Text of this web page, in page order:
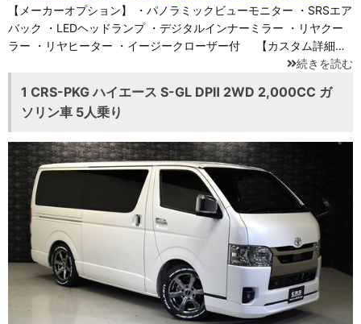
【メーカーオプション】 ・パノラミックビューモニター ・SRSエア
バック ・LEDヘッドランプ ・デジタルインナーミラー ・リヤクー
ラー ・リヤヒーター ・イージークローザー付 【カスタム詳細…
続きを読む
1 CRS-PKG ハイエース S-GL DPⅡ 2WD 2,000CC ガ
ソリン車 5人乗り